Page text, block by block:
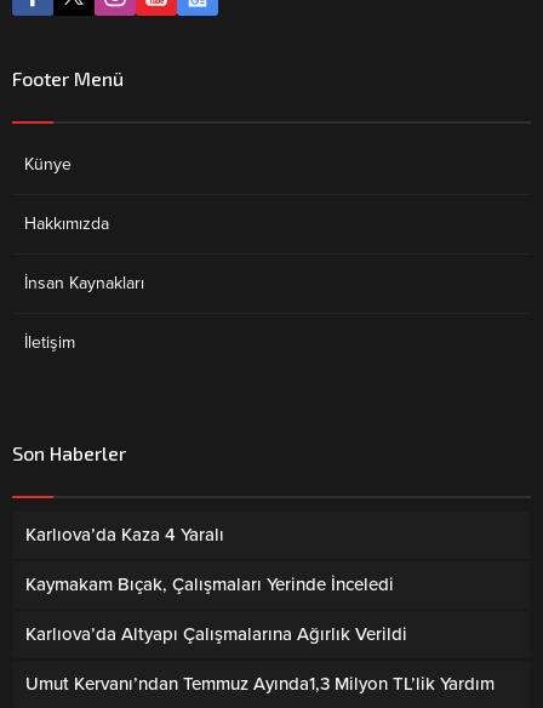
Footer Menü
Künye
Hakkımızda
İnsan Kaynakları
İletişim
Son Haberler
Karlıova’da Kaza 4 Yaralı
Kaymakam Bıçak, Çalışmaları Yerinde İnceledi
Karlıova’da Altyapı Çalışmalarına Ağırlık Verildi
Umut Kervanı’ndan Temmuz Ayında1,3 Milyon TL’lik Yardım